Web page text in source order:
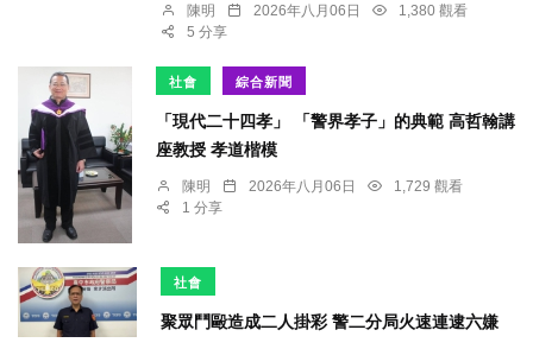
陳明 2026年八月06日
1,380 觀看
5 分享
社會 綜合新聞
「現代二十四孝」 「警界孝子」的典範 高哲翰講
座教授 孝道楷模
陳明 2026年八月06日
1,729 觀看
1 分享
社會
聚眾鬥毆造成二人掛彩 警二分局火速連逮六嫌